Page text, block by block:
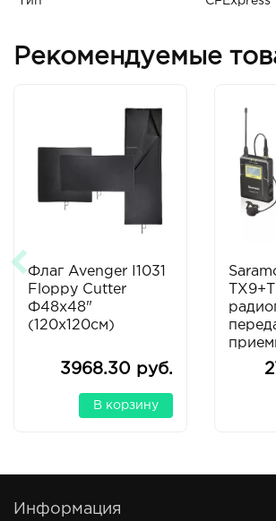
Рекомендуемые
Флаг Avenger I1031
Floppy Cutter
Ф48х48"
(120х120см)
3968.30 руб.
В корзину
Информация